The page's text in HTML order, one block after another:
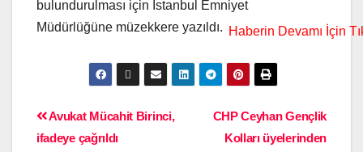
bulundurulması için İstanbul Emniyet
Müdürlüğüne müzekkere yazıldı.
CHP Ceyhan Gençlik
Kolları üyelerinden
Avukat Mücahit Birinci,
ifadeye çağrıldı